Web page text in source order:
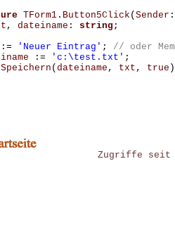
TForm1. Button5Click ( Sender :
, dateiname : string ;
:= 'Neuer Eintrag' ;
:= 'c:\test.txt' ;
( dateiname , txt , true
Zugriffe seit